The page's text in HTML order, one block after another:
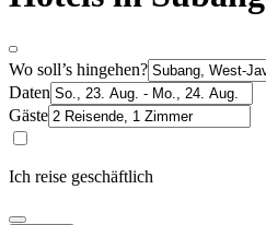
Wo soll’s hingehen?
Daten
Gäste
Ich reise geschäftlich